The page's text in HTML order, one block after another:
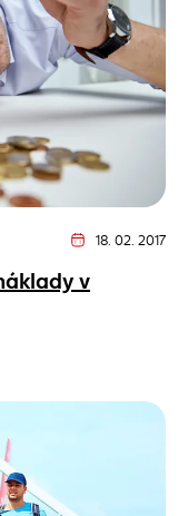
Dátum vydania
18. 02. 2017
v